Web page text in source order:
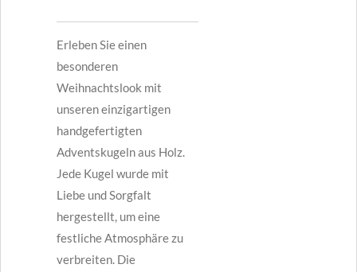
Erleben Sie einen
besonderen
Weihnachtslook mit
unseren einzigartigen
handgefertigten
Adventskugeln aus Holz.
Jede Kugel wurde mit
Liebe und Sorgfalt
hergestellt, um eine
festliche Atmosphäre zu
verbreiten. Die